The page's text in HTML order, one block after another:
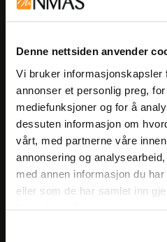
Denne nettsiden anvender
Vi bruker informasjonskapsler
annonser et personlig preg,
mediefunksjoner og for å
dessuten informasjon om
vårt, med partnerne våre
annonsering og
med annen informasjon du
eller som de har samlet inn
Få informasjon om
arrangementer og
Meld på nyhetsbrev